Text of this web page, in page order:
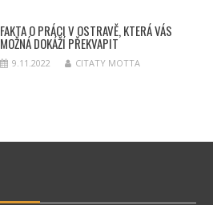
FAKTA O PRÁCI V OSTRAVĚ, KTERÁ VÁS
MOŽNÁ DOKÁŽÍ PŘEKVAPIT
9.11.2022 CITATY MOTTA